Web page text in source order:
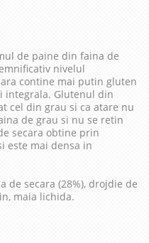
de paine din faina de
nivelul
contine mai putin gluten
integrala. Glutenul din
cel din grau si ca atare nu
de grau si nu se retin
secara obtine prin
este mai densa in
de secara (28%), drojdie de
maia lichida.